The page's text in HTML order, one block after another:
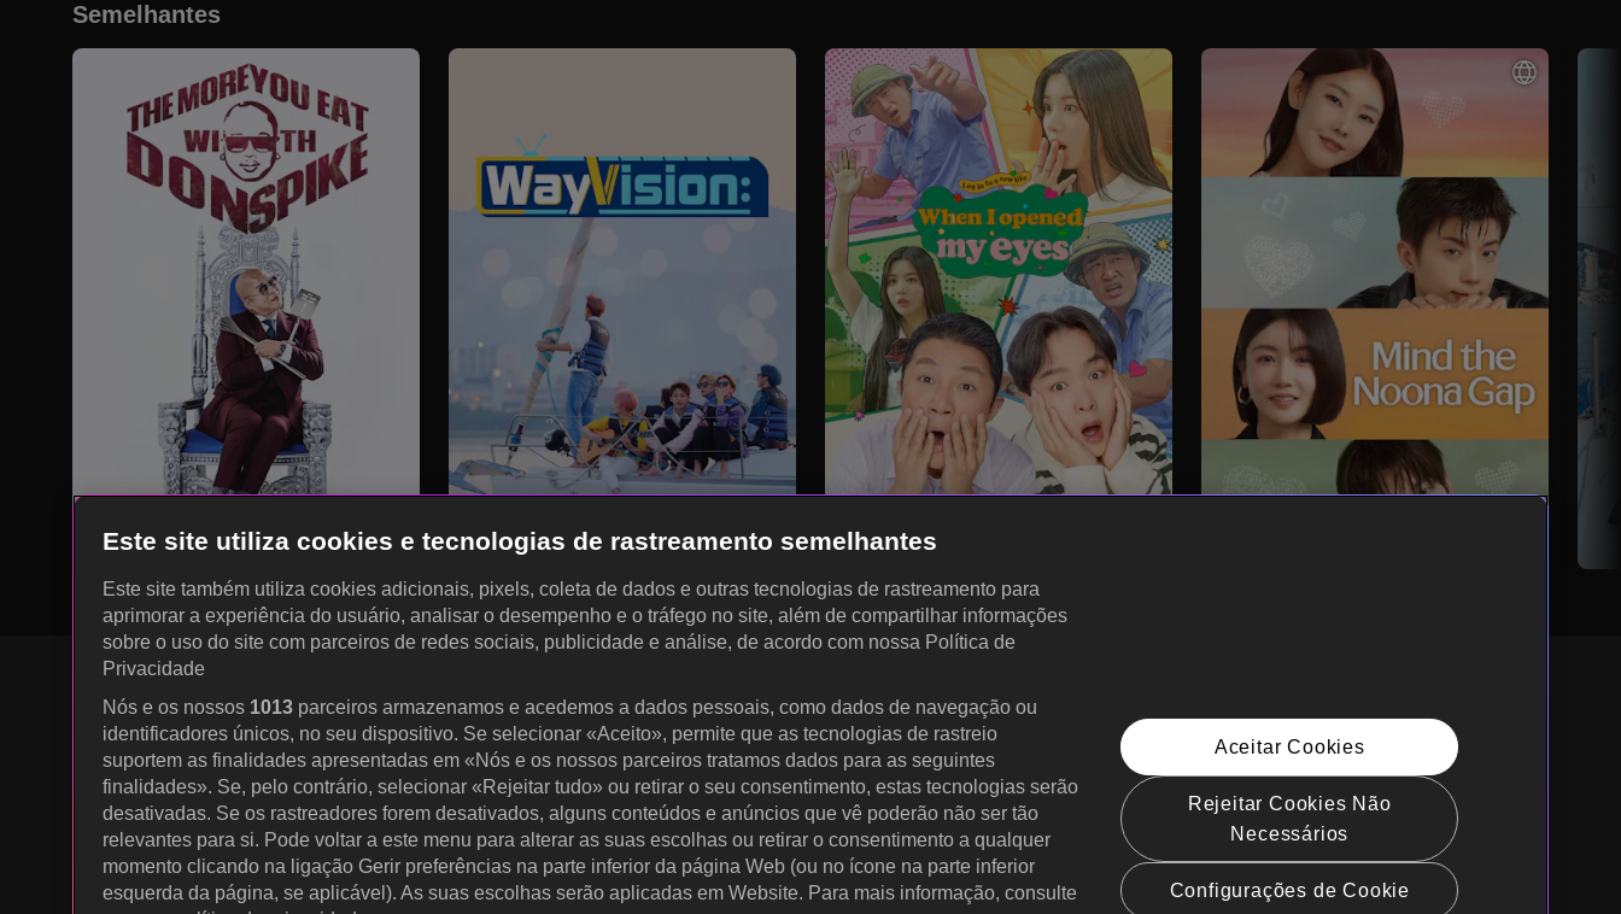
Semelhantes
KOCOWA+ Redes Sociais KOCOWA+ Português
Central de Ajuda
Termos de Uso
Política de Privacidade
Direitos de Privacidade da Califórnia
Política de Cookies (Gerenciar
preferências)
Não Venda Minhas Informações Pessoais
Este site utiliza cookies e tecnologias de rastreamento semelhantes
Este site também utiliza cookies adicionais, pixels, coleta de dados e outras tecnologias de rastreamento para
aprimorar a experiência do usuário, analisar o desempenho e o tráfego no site, além de compartilhar informações
sobre o uso do site com parceiros de redes sociais, publicidade e análise, de acordo com nossa Política de
Privacidade
Nós e os nossos 1013 parceiros armazenamos e acedemos a dados pessoais, como dados de navegação ou
identificadores únicos, no seu dispositivo. Se selecionar «Aceito», permite que as tecnologias de rastreio
suportem as finalidades apresentadas em «Nós e os nossos parceiros tratamos dados para as seguintes
finalidades». Se, pelo contrário, selecionar «Rejeitar tudo» ou retirar o seu consentimento, estas tecnologias serão
desativadas. Se os rastreadores forem desativados, alguns conteúdos e anúncios que vê poderão não ser tão
relevantes para si. Pode voltar a este menu para alterar as suas escolhas ou retirar o consentimento a qualquer
momento clicando na ligação Gerir preferências na parte inferior da página Web (ou no ícone na parte inferior
esquerda da página, se aplicável). As suas escolhas serão aplicadas em Website. Para mais informação, consulte
Aceitar Cookies
Rejeitar Cookies Não
Necessários
Configurações de Cookie